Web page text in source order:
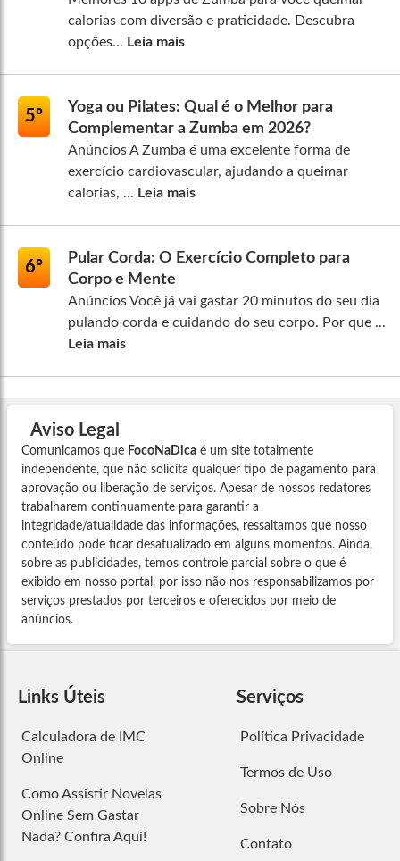
calorias com diversão e praticidade. Descubra
opções... Leia mais
5º
Yoga ou Pilates: Qual é o Melhor para
Complementar a Zumba em 2026?
Anúncios A Zumba é uma excelente forma de
exercício cardiovascular, ajudando a queimar
calorias, ... Leia mais
6º
Pular Corda: O Exercício Completo para
Corpo e Mente
Anúncios Você já vai gastar 20 minutos do seu dia
pulando corda e cuidando do seu corpo. Por que ...
Leia mais
Aviso Legal
Comunicamos que FocoNaDica é um site totalmente
independente, que não solicita qualquer tipo de pagamento para
aprovação ou liberação de serviços. Apesar de nossos redatores
trabalharem continuamente para garantir a
integridade/atualidade das informações, ressaltamos que nosso
conteúdo pode ficar desatualizado em alguns momentos. Ainda,
sobre as publicidades, temos controle parcial sobre o que é
exibido em nosso portal, por isso não nos responsabilizamos por
serviços prestados por terceiros e oferecidos por meio de
anúncios.
Links Úteis
Calculadora de IMC
Online
Como Assistir Novelas
Online Sem Gastar
Nada? Confira Aqui!
Serviços
Política Privacidade
Termos de Uso
Sobre Nós
Contato